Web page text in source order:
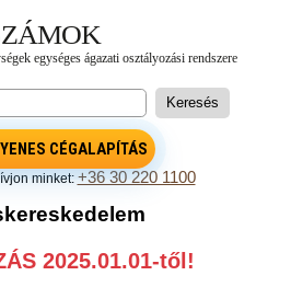
CÉGALAPÍTÁS
minket:+36 30 220 1100
2025.01.01-től!